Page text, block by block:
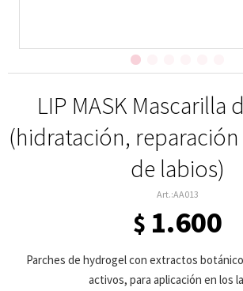
LIP MASK Mascarilla
(hidratación,
de labios)
AA013
$ 1.600
Parches de hydrogel con extractos
activos, para aplicación en los